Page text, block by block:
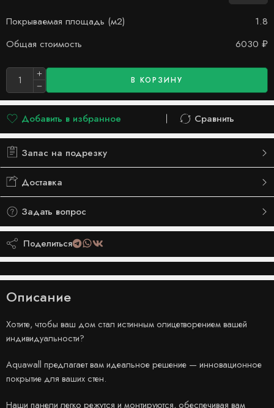
Покрываемая площадь (м2)
1.8
Общая стоимость
6030 ₽
В КОРЗИНУ
Добавить в избранное
Добавлено в список желаний
Сравнить
Сравнить
Запас на подрезку
Доставка
Задать вопрос
Поделиться
Описание
Хотите, чтобы ваш дом стал истинным олицетворением вашей
индивидуальности?
Aquawall предлагает вам идеальное решение — инновационное
покрытие для ваших стен.
Наши панели легко режутся и монтируются, обеспечивая вам